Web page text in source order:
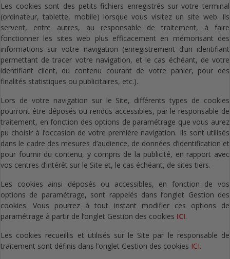
Les cookies sont des petits fichiers enregistrés sur votre terminal
(ordinateur, tablette, mobile) lorsque vous visitez un site web. Ils
servent, entre autres, au responsable de traitement, à faire
fonctionner les sites web plus efficacement en mémorisant des
informations sur votre navigation (enregistrement d’un identifiant
permettant de tracer votre navigation, et le cas échéant, de votre
identifiant client, du contenu courant de votre panier, pour des
finalités statistiques ou publicitaires, etc.).
Lors de votre navigation sur le Site, différents types de cookies
pourront être déposés ou rendus accessibles, par le responsable de
traitement, en fonction des options de paramétrage que vous aurez
pu choisir à l’occasion de votre première navigation. Ils sont utilisés
dans le cadre des mesures d’audience, de données d’identification et
pour fournir du contenu, y compris de la publicité, en rapport avec
vos centres d’intérêt sur le Site et, le cas échéant, de sites tiers.
Les cookies ainsi déposés ou accessibles, en fonction de vos
options de paramétrage, sont rappelés dans l’onglet Gestion des
cookies.Vous pourrez à tout instant modifier ces options de
paramétrage à partir de l’onglet Gestion des cookies ICI.
Les cookies recueillis et utilisés sur le Site par le responsable de
traitement sont définis dans l’onglet Gestion des cookies ICI.